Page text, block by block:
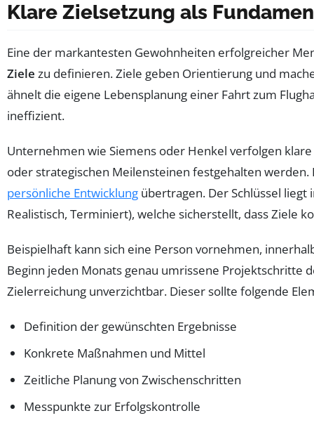
Klare Zielsetzung als
Eine der markantesten Gewohnheiten erfolgreicher
Ziele zu definieren. Ziele geben Orientierung und
ähnelt die eigene Lebensplanung einer Fahrt zum
ineffizient.
Unternehmen wie Siemens oder Henkel verfolgen
oder strategischen Meilensteinen festgehalten werden.
persönliche Entwicklung übertragen. Der Schlüssel liegt
Realistisch, Terminiert), welche sicherstellt, dass Ziele
Beispielhaft kann sich eine Person vornehmen,
Beginn jeden Monats genau umrissene Projektschritte
Zielerreichung unverzichtbar. Dieser sollte folgende
Definition der gewünschten Ergebnisse
Konkrete Maßnahmen und Mittel
Zeitliche Planung von Zwischenschritten
Messpunkte zur Erfolgskontrolle